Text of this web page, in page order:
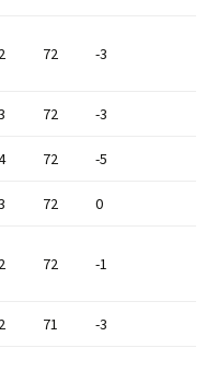
72 -3
72 -3
72 -5
72 0
72 -1
71 -3